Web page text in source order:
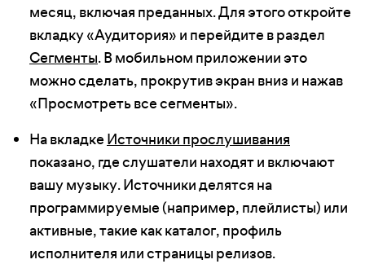
месяц, включая преданных. Для этого откройте
вкладку «Аудитория» и перейдите в раздел
Сегменты. В мобильном приложении это
можно сделать, прокрутив экран вниз и нажав
«Просмотреть все сегменты».
На вкладке Источники прослушивания
показано, где слушатели находят и включают
вашу музыку. Источники делятся на
программируемые (например, плейлисты) или
активные, такие как каталог, профиль
исполнителя или страницы релизов.